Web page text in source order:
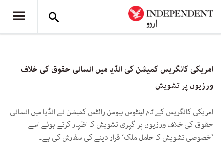
امریکی کانگریس کمیشن کی انڈیا میں انسانی حقوق کی خلاف
ورزیوں پر تشویش
امریکی کانگریس کے ٹام لینٹوس ہیومن رائٹس کمیشن نے انڈیا میں انسانی
حقوق کی خلاف ورزیوں پر گہری تشویش کا اظہار کرتے ہوئے اسے
’خصوصی تشویش کا حامل ملک‘ قرار دینے کی سفارش کی ہے۔